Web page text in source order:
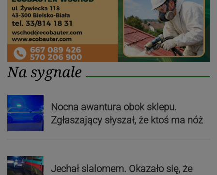
Na sygnale
Nocna awantura obok sklepu.
Zgłaszający słyszał, że ktoś ma nóż
Jechał slalomem. Okazało się, że